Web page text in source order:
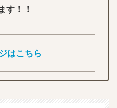
す！！
はこちら